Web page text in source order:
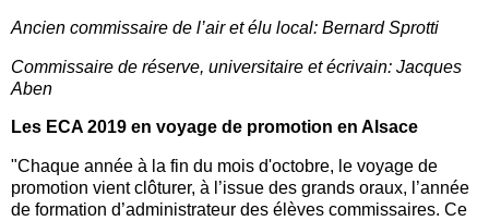
Ancien commissaire de l’air et élu local: Bernard Sprotti
Commissaire de réserve, universitaire et écrivain: Jacques
Aben
Les ECA 2019 en voyage de promotion en Alsace
"Chaque année à la fin du mois d'octobre, le voyage de
promotion vient clôturer, à l’issue des grands oraux, l’année
de formation d’administrateur des élèves commissaires. Ce